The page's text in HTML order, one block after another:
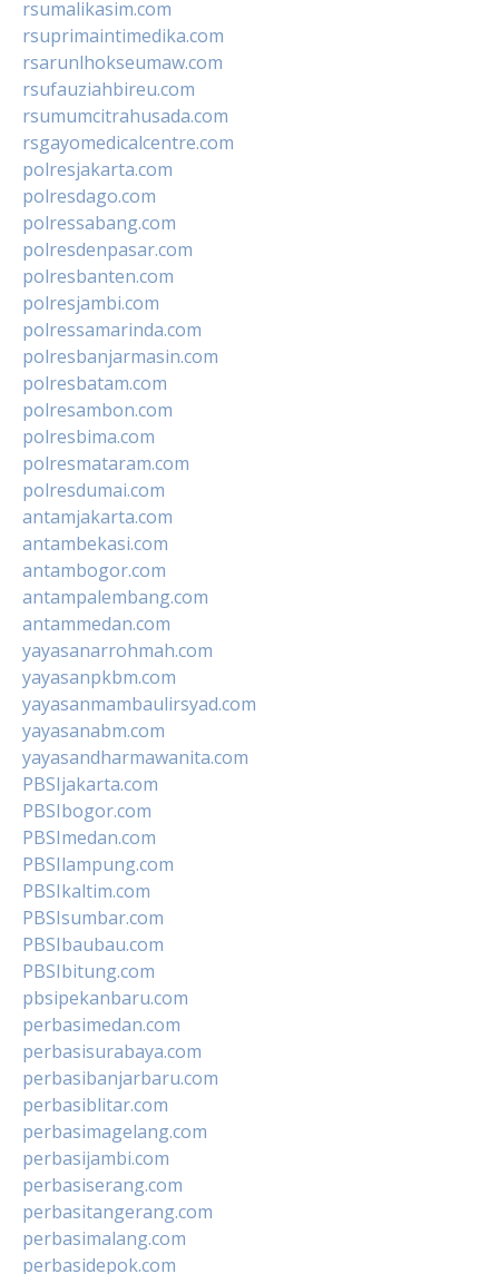
rsumalikasim.com
rsuprimaintimedika.com
rsarunlhokseumaw.com
rsufauziahbireu.com
rsumumcitrahusada.com
rsgayomedicalcentre.com
polresjakarta.com
polresdago.com
polressabang.com
polresdenpasar.com
polresbanten.com
polresjambi.com
polressamarinda.com
polresbanjarmasin.com
polresbatam.com
polresambon.com
polresbima.com
polresmataram.com
polresdumai.com
antamjakarta.com
antambekasi.com
antambogor.com
antampalembang.com
antammedan.com
yayasanarrohmah.com
yayasanpkbm.com
yayasanmambaulirsyad.com
yayasanabm.com
yayasandharmawanita.com
PBSIjakarta.com
PBSIbogor.com
PBSImedan.com
PBSIlampung.com
PBSIkaltim.com
PBSIsumbar.com
PBSIbaubau.com
PBSIbitung.com
pbsipekanbaru.com
perbasimedan.com
perbasisurabaya.com
perbasibanjarbaru.com
perbasiblitar.com
perbasimagelang.com
perbasijambi.com
perbasiserang.com
perbasitangerang.com
perbasimalang.com
perbasidepok.com